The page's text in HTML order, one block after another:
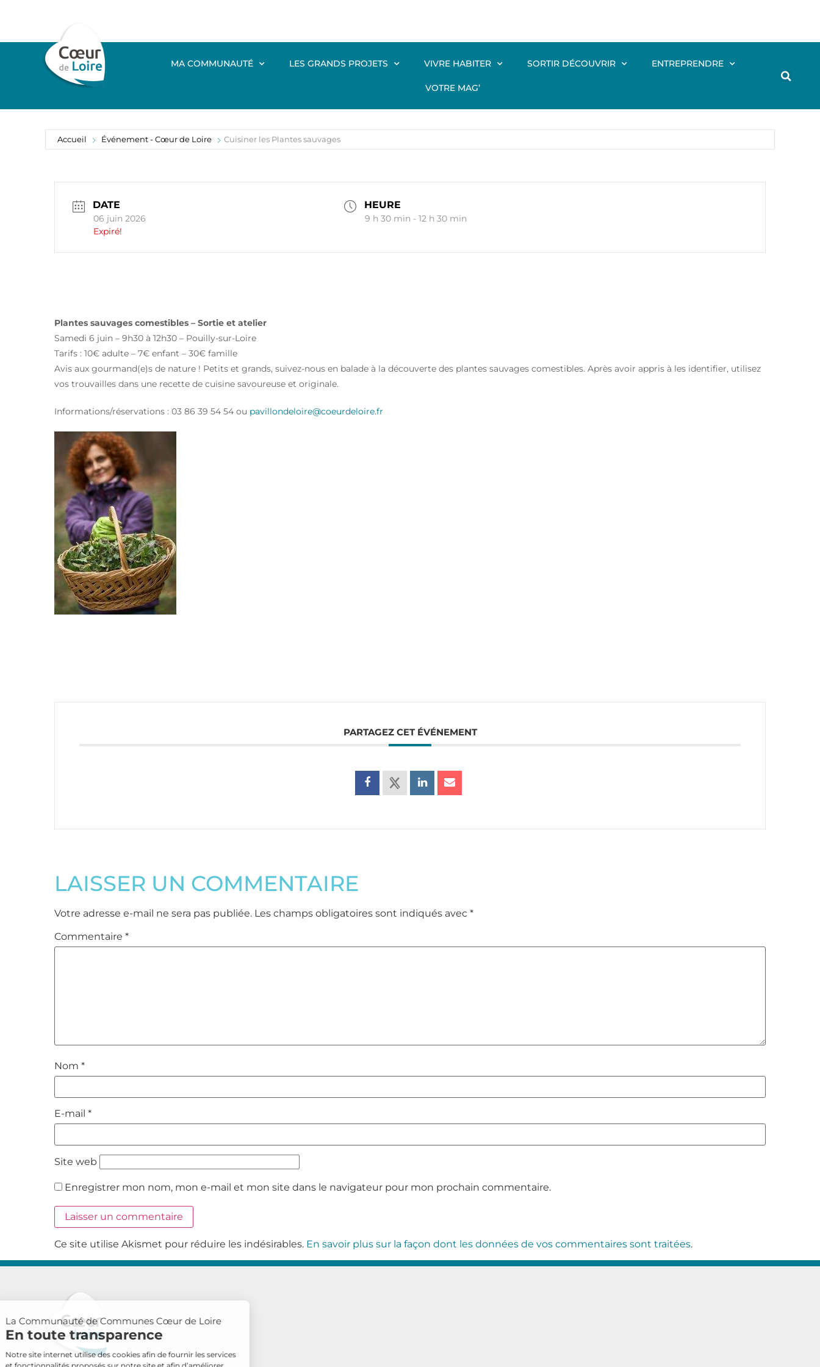
MA COMMUNAUTÉ LES GRANDS PROJETS VIVRE HABITER SORTIR DÉCOUVRIR ENTREPRENDRE
VOTRE MAG’
Accueil Événement - Cœur de Loire Cuisiner les Plantes sauvages
DATE
06 juin 2026
Expiré!
HEURE
9 h 30 min - 12 h 30 min
Plantes sauvages comestibles – Sortie et atelier
Samedi 6 juin – 9h30 à 12h30 – Pouilly-sur-Loire
Tarifs : 10€ adulte – 7€ enfant – 30€ famille
Avis aux gourmand(e)s de nature ! Petits et grands, suivez-nous en balade à la découverte des plantes sauvages comestibles. Après avoir appris à les identifier, utilisez
vos trouvailles dans une recette de cuisine savoureuse et originale.
Informations/réservations : 03 86 39 54 54 ou pavillondeloire@coeurdeloire.fr
PARTAGEZ CET ÉVÉNEMENT
LAISSER UN COMMENTAIRE
Votre adresse e-mail ne sera pas publiée. Les champs obligatoires sont indiqués avec *
Commentaire *
Nom *
E-mail *
Site web
Enregistrer mon nom, mon e-mail et mon site dans le navigateur pour mon prochain commentaire.
Ce site utilise Akismet pour réduire les indésirables. En savoir plus sur la façon dont les données de vos commentaires sont traitées.
La Communauté de Communes Cœur de Loire
En toute transparence
Notre site internet utilise des cookies afin de fournir les services
et fonctionnalités proposés sur notre site et afin d’améliorer